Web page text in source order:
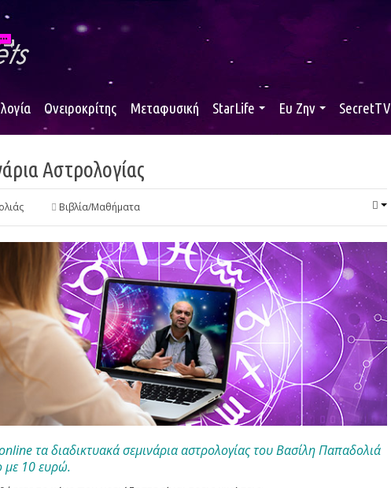
Ονειροκρίτης Μεταφυσική StarLife Ευ Ζην SecretTV
Αστρολογίας
Βιβλία/Μαθήματα
τα διαδικτυακά σεμινάρια αστρολογίας του Βασίλη Παπαδολιά
με 10 ευρώ.